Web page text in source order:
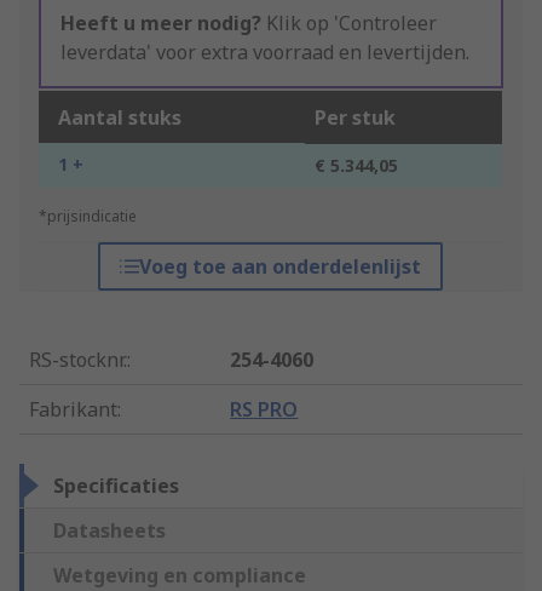
Heeft u meer nodig? Klik op 'Controleer
leverdata' voor extra voorraad en levertijden.
Aantal stuks Per stuk
1 + € 5.344,05
*prijsindicatie
Voeg toe aan onderdelenlijst
RS-stocknr.:
254-4060
Fabrikant: RS PRO
Specificaties
Datasheets
Wetgeving en compliance